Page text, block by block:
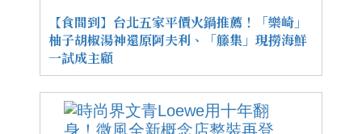
【食間到】台北五家平價火鍋推薦！「樂崎」
柚子胡椒湯神還原阿夫利、「籐集」現撈海鮮
一試成主顧